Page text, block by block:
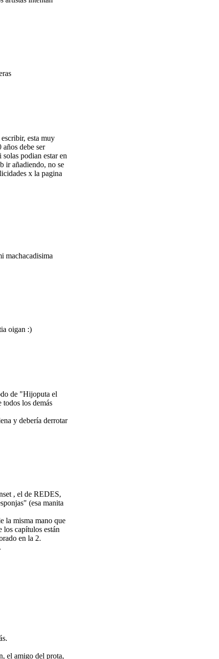
esta muy
debe ser
podian estar en
ir añadiendo, no se
x la pagina
machacadisima
oigan :)
de "Hijoputa el
los demás
y debería derrotar
, el de REDES,
(esa manita
la misma mano que
capítulos están
en la 2.
el amigo del prota,